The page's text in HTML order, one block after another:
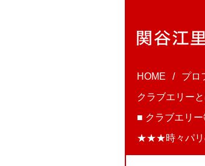
HOME プロ
クラブエリー
■ クラブエリー
★★★時々パリ